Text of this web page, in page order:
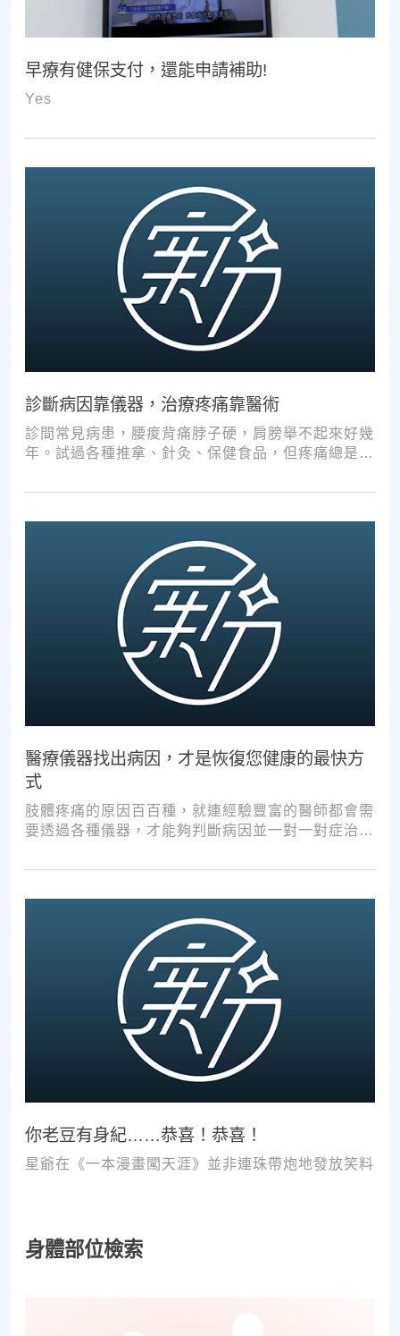
早療有健保支付，還能申請補助!
Yes
診斷病因靠儀器，治療疼痛靠醫術
診間常見病患，腰痠背痛脖子硬，肩膀舉不起來好幾
年。試過各種推拿、針灸、保健食品，但疼痛總是時
醫療儀器找出病因，才是恢復您健康的最快方
式
肢體疼痛的原因百百種，就連經驗豐富的醫師都會需
要透過各種儀器，才能夠判斷病因並一對一對症治
次推拿、按摩，都難以讓您徹底擺脫不適。
你老豆有身紀……恭喜！恭喜！
星爺在《一本漫畫闖天涯》並非連珠帶炮地發放笑料
身體部位檢索